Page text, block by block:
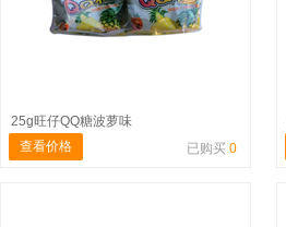
25g旺仔QQ糖波萝味
查看价格
已购买 0